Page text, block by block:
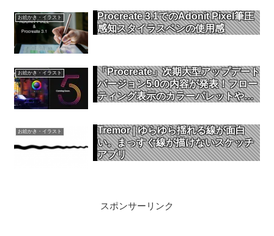
お絵かき・イラスト
Procreate 3.1でのAdonit Pixel筆圧
感知スタイラスペンの使用感
お絵かき・イラスト
「Procreate」次期大型アップデート
バージョン5.0の内容が発表！フロー
ティング表示のカラーパレットや
お絵かき・イラスト
Tremor | ゆらゆら揺れる線が面白
い。まっすぐ線が描けないスケッチ
アプリ
スポンサーリンク